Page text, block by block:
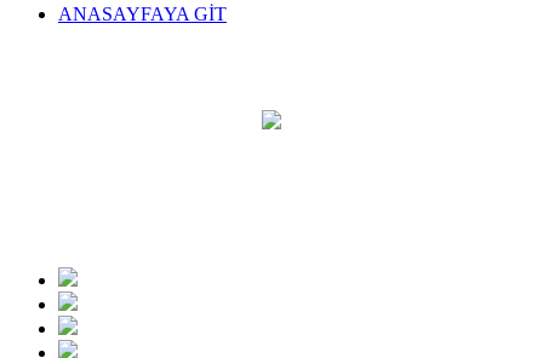
ANASAYFAYA GİT